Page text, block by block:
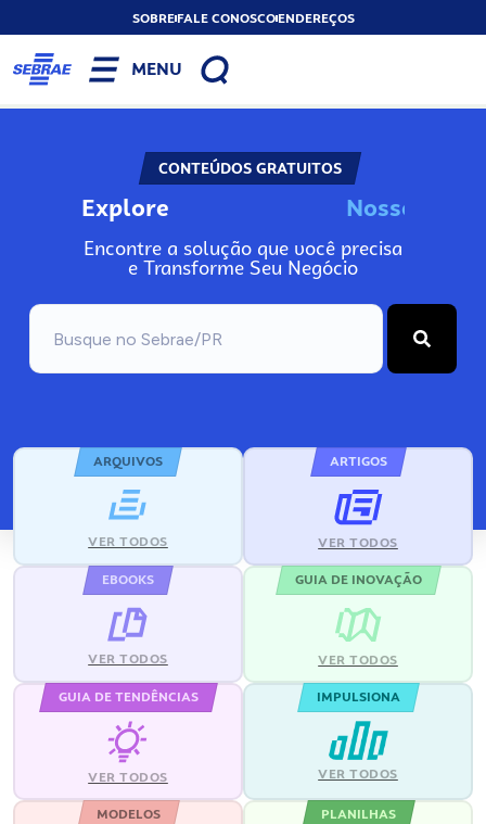
SOBREFALE CONOSCOENDEREÇOS
MENU
CONTEÚDOS GRATUITOS
Explore Nosso
Encontre a solução que você precisa
e Transforme Seu Negócio
ARQUIVOS
VER TODOS
ARTIGOS
VER TODOS
EBOOKS
VER TODOS
GUIA DE INOVAÇÃO
VER TODOS
GUIA DE TENDÊNCIAS
VER TODOS
IMPULSIONA
VER TODOS
MODELOS PLANILHAS